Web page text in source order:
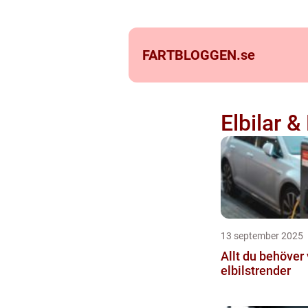
FARTBLOGGEN.se
Elbilar
13 september 2025
Allt du behöver
elbilstrender